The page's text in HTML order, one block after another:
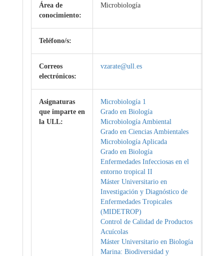
Área de
conocimiento:
Microbiología
Teléfono/s:
Correos
electrónicos:
vzarate@ull.es
Asignaturas
que imparte en
la ULL:
Microbiología 1
Grado en Biología
Microbiología Ambiental
Grado en Ciencias Ambientales
Microbiología Aplicada
Grado en Biología
Enfermedades Infecciosas en el
entorno tropical II
Máster Universitario en
Investigación y Diagnóstico de
Enfermedades Tropicales
(MIDETROP)
Control de Calidad de Productos
Acuícolas
Máster Universitario en Biología
Marina: Biodiversidad y